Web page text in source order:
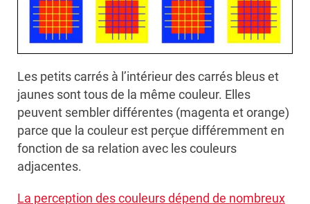
Les petits carrés à l’intérieur des carrés bleus et
jaunes sont tous de la même couleur. Elles
peuvent sembler différentes (magenta et orange)
parce que la couleur est perçue différemment en
fonction de sa relation avec les couleurs
adjacentes.
La perception des couleurs dépend de nombreux